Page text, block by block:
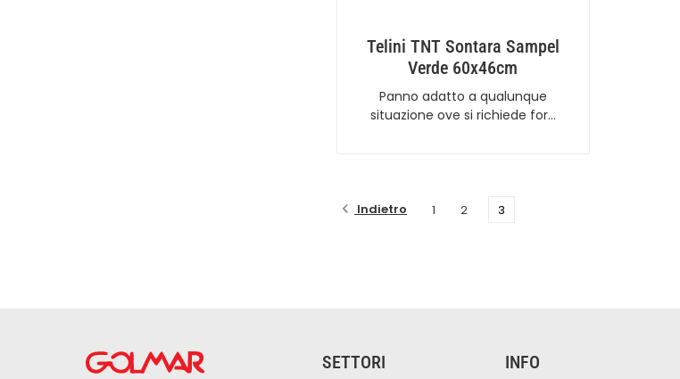
Telini TNT Sontara Sampel
Verde 60x46cm
Panno adatto a qualunque
situazione ove si richiede for…
Indietro 1 2 3
SETTORI INFO